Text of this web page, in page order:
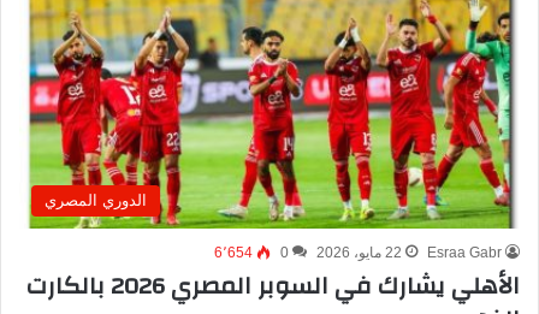
الدوري المصري
Esraa Gabr 22 مايو، 2026 0 6٬654
الأهلي يشارك في السوبر المصري 2026 بالكارت